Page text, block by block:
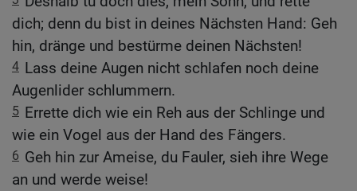
dich; denn du bist in deines Nächsten Hand: Geh
hin, dränge und bestürme deinen Nächsten!
4 Lass deine Augen nicht schlafen noch deine
Augenlider schlummern.
5 Errette dich wie ein Reh aus der Schlinge und
wie ein Vogel aus der Hand des Fängers.
6 Geh hin zur Ameise, du Fauler, sieh ihre Wege
an und werde weise!